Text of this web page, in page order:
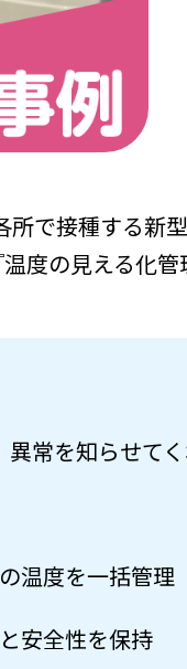
で接種する新
度の見える化管
常を知らせて
温度を一括管理
安全性を保持